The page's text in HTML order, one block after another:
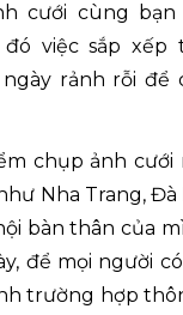
cưới cùng
việc sắp xếp
rảnh rỗi để
chụp ảnh cưới
Nha Trang, Đà
bàn thân của
để mọi người
trường hợp